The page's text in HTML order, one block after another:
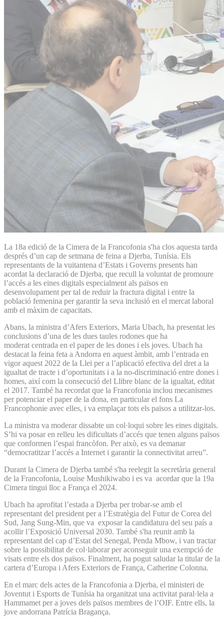
La 18a edició de la Cimera de la Francofonia s'ha clos aquesta tarda
després d’un cap de setmana de feina a Djerba, Tunísia. Els
representants de la vuitantena d’Estats i Governs presents han
acordat la declaració de Djerba, que recull la voluntat de promoure
l’accés a les eines digitals especialment als països en
desenvolupament per tal de reduir la fractura digital i entre la
població femenina per garantir la seva inclusió en el mercat laboral
amb el màxim de capacitats.
Abans, la ministra d’Afers Exteriors, Maria Ubach, ha presentat les
conclusions d’una de les dues taules rodones que ha
moderat centrada en el paper de les dones i els joves. Ubach ha
destacat la feina feta a Andorra en aquest àmbit, amb l’entrada en
vigor aquest 2022 de la Llei per a l’aplicació efectiva del dret a la
igualtat de tracte i d’oportunitats i a la no-discriminació entre dones i
homes, així com la consecució del Llibre blanc de la igualtat, editat
el 2017. També ha recordat que la Francofonia inclou mecanismes
per potenciar el paper de la dona, en particular el fons La
Francophonie avec elles, i va emplaçar tots els països a utilitzar-los.
La ministra va moderar dissabte un col·loqui sobre les eines digitals.
S’hi va posar en relleu les dificultats d’accés que tenen alguns països
que conformen l’espai francòfon. Per això, es va demanar
“democratitzar l’accés a Internet i garantir la connectivitat arreu”.
Durant la Cimera de Djerba també s'ha reelegit la secretària general
de la Francofonia, Louise Mushikiwabo i es va acordar que la 19a
Cimera tingui lloc a França el 2024.
Ubach ha aprofitat l’estada a Djerba per trobar-se amb el
representant del president per a l’Estratègia del Futur de Corea del
Sud, Jang Sung-Min, que va exposar la candidatura del seu país a
acollir l’Exposició Universal 2030. També s'ha reunit amb la
representant del cap d’Estat del Senegal, Penda Mbow, i van tractar
sobre la possibilitat de col·laborar per aconseguir una exempció de
visats entre els dos països. Finalment, ha pogut saludar la titular de la
cartera d’Europa i Afers Exteriors de França, Catherine Colonna.
En el marc dels actes de la Francofonia a Djerba, el ministeri de
Joventut i Esports de Tunísia ha organitzat una activitat paral·lela a
Hammamet per a joves dels països membres de l’OIF. Entre ells, la
jove andorrana Patrícia Bragança.